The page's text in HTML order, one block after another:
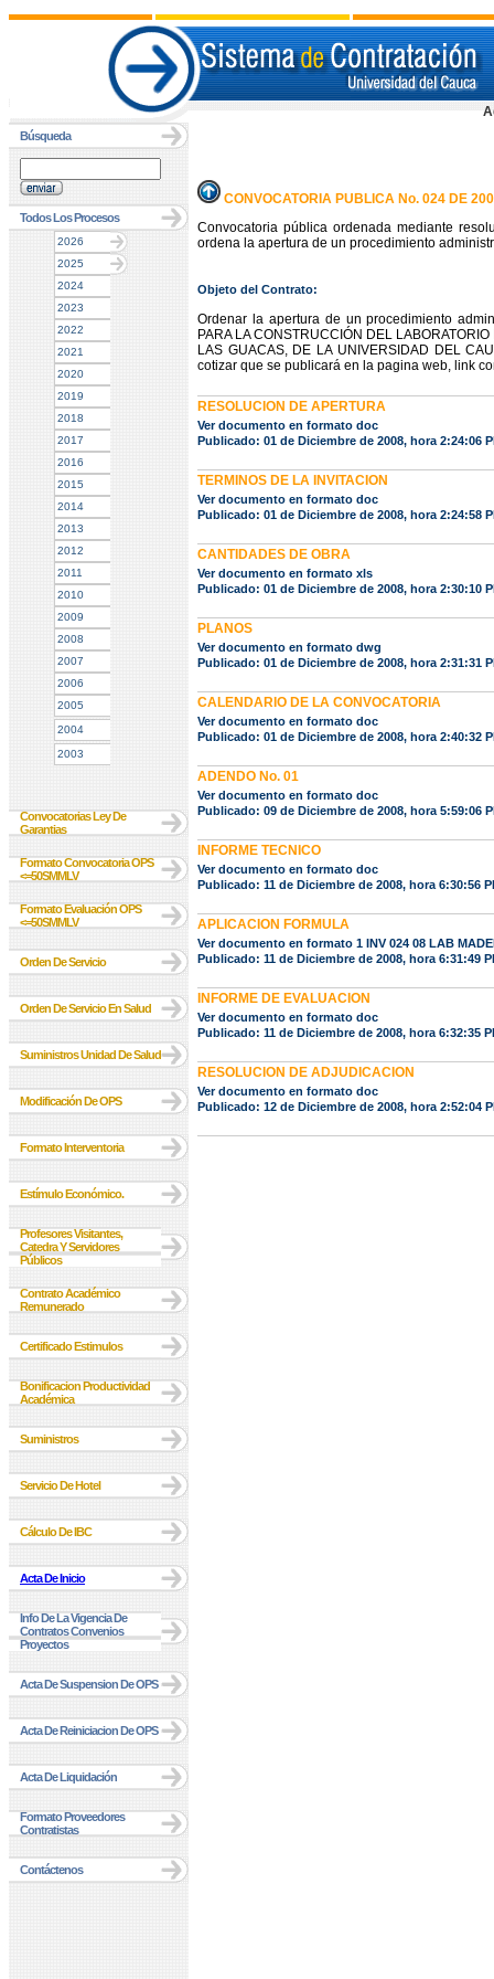
Búsqueda
Todos Los Procesos
2026
2025
2024
2023
2022
2021
2020
2019
2018
2017
2016
2015
2014
2013
2012
2011
2010
2009
2008
2007
2006
2005
2004
2003
Convocatorias Ley De
Garantias
Formato Convocatoria OPS
<=50SMMLV
Formato Evaluación OPS
<=50SMMLV
Orden De Servicio
Orden De Servicio En Salud
Suministros Unidad De Salud
Modificación De OPS
Formato Interventoria
Estímulo Económico.
Profesores Visitantes,
Catedra Y Servidores
Públicos
Contrato Académico
Remunerado
Certificado Estimulos
Bonificacion Productividad
Académica
Suministros
Servicio De Hotel
Cálculo De IBC
Acta De Inicio
Info De La Vigencia De
Contratos Convenios
Proyectos
Acta De Suspension De OPS
Acta De Reiniciacion De OPS
Acta De Liquidación
Formato Proveedores
Contratistas
Contáctenos
CONVOCATORIA PUBLICA No. 024 DE
Convocatoria pública ordenada mediante
ordena la apertura de un procedimiento
Objeto del Contrato:
Ordenar la apertura de un procedimiento
PARA LA CONSTRUCCIÓN DEL
LAS GUACAS, DE LA UNIVERSIDAD DEL
cotizar que se publicará en la pagina web, link
RESOLUCION DE APERTURA
Ver documento en formato doc
Publicado: 01 de Diciembre de 2008, hora 2:24:06
TERMINOS DE LA INVITACION
Ver documento en formato doc
Publicado: 01 de Diciembre de 2008, hora 2:24:58
CANTIDADES DE OBRA
Ver documento en formato xls
Publicado: 01 de Diciembre de 2008, hora 2:30:10
PLANOS
Ver documento en formato dwg
Publicado: 01 de Diciembre de 2008, hora 2:31:31
CALENDARIO DE LA CONVOCATORIA
Ver documento en formato doc
Publicado: 01 de Diciembre de 2008, hora 2:40:32
ADENDO No. 01
Ver documento en formato doc
Publicado: 09 de Diciembre de 2008, hora 5:59:06
INFORME TECNICO
Ver documento en formato doc
Publicado: 11 de Diciembre de 2008, hora 6:30:56
APLICACION FORMULA
Ver documento en formato 1 INV 024 08 LAB
Publicado: 11 de Diciembre de 2008, hora 6:31:49
INFORME DE EVALUACION
Ver documento en formato doc
Publicado: 11 de Diciembre de 2008, hora 6:32:35
RESOLUCION DE ADJUDICACION
Ver documento en formato doc
Publicado: 12 de Diciembre de 2008, hora 2:52:04